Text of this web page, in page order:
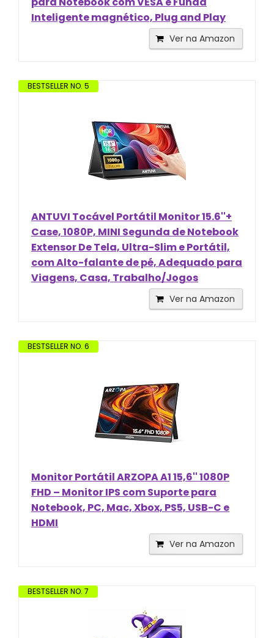
Inteligente magnético, Plug and Play
Ver na Amazon
BESTSELLER NO. 5
ANTUVI Tocável Portátil Monitor 15.6''+
Case, 1080P, MINI Segunda de Notebook
Extensor De Tela, Ultra-Slim e Portátil,
com Alto-falante de pé, Adequado para
Viagens, Casa, Trabalho/Jogos
Ver na Amazon
BESTSELLER NO. 6
Monitor Portátil ARZOPA A1 15,6'' 1080P
FHD – Monitor IPS com Suporte para
Notebook, PC, Mac, Xbox, PS5, USB-C e
HDMI
Ver na Amazon
BESTSELLER NO. 7